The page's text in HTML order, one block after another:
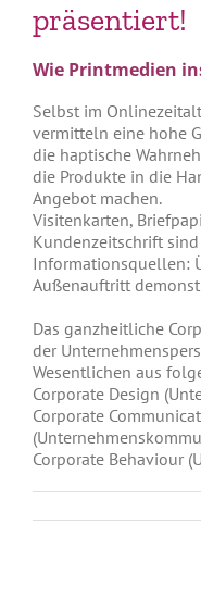
präsentiert!
Wie Printmedien
Selbst im
vermitteln eine hohe
die haptische
die Produkte in die
Angebot machen.
Visitenkarten,
Kundenzeitschrift
Informationsquellen:
Außenauftritt
Das ganzheitliche
der
Wesentlichen aus
Corporate Design
Corporate
Corporate Behaviour